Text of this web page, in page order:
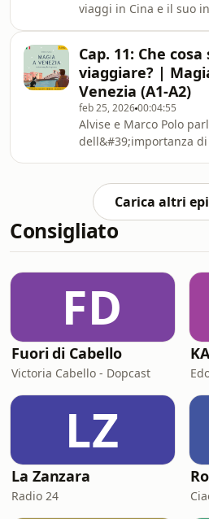
viaggi in Cina e il suo
scritto in prigione.
Cap. 11: Che
viaggiare? |
Venezia (A1-A2)
feb 25, 202600:04:55
Alvise e Marco Polo
dell&#39;importanza di
ponti tra i popoli.
Carica altri
Consigliato
FD
Fuori di Cabello
Victoria Cabello - Dopcast
LZ
La Zanzara
Radio 24